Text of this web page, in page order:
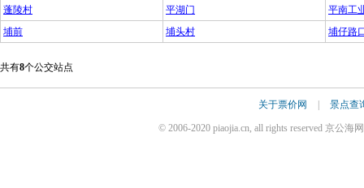
蓬陵村 平湖门
平南工
埔前
埔头村 埔仔路
共有8个公交站点
关于票价网 | 景点查
© 2006-2020 piaojia.cn, all rights reserved 京公海